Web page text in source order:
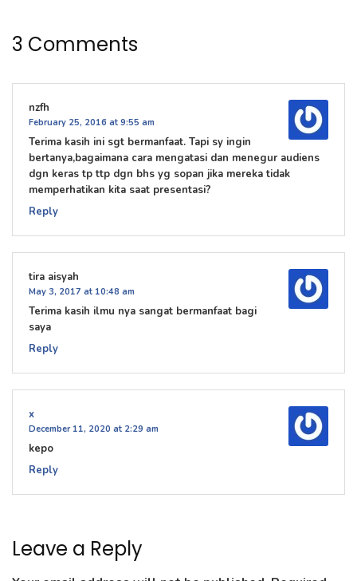
3 Comments
nzfh
February 25, 2016 at 9:55 am
Terima kasih ini sgt bermanfaat. Tapi sy ingin
bertanya,bagaimana cara mengatasi dan menegur audiens
dgn keras tp ttp dgn bhs yg sopan jika mereka tidak
memperhatikan kita saat presentasi?
Reply
tira aisyah
May 3, 2017 at 10:48 am
Terima kasih ilmu nya sangat bermanfaat bagi
saya
Reply
x
December 11, 2020 at 2:29 am
kepo
Reply
Leave a Reply